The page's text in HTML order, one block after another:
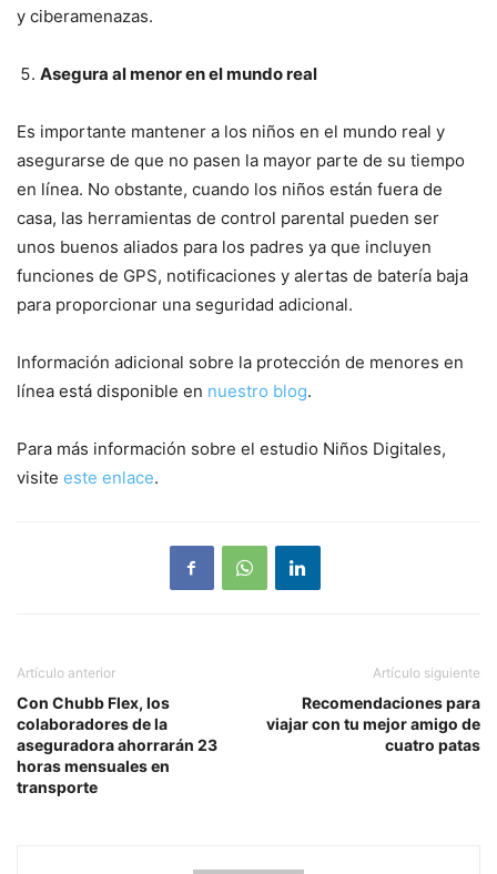
y ciberamenazas.
Asegura al menor en el mundo real
Es importante mantener a los niños en el mundo real y
asegurarse de que no pasen la mayor parte de su tiempo
en línea. No obstante, cuando los niños están fuera de
casa, las herramientas de control parental pueden ser
unos buenos aliados para los padres ya que incluyen
funciones de GPS, notificaciones y alertas de batería baja
para proporcionar una seguridad adicional.
Información adicional sobre la protección de menores en
línea está disponible en nuestro blog.
Para más información sobre el estudio Niños Digitales,
visite este enlace.
Artículo anterior
Con Chubb Flex, los
colaboradores de la
aseguradora ahorrarán 23
horas mensuales en
transporte
Artículo siguiente
Recomendaciones para
viajar con tu mejor amigo de
cuatro patas